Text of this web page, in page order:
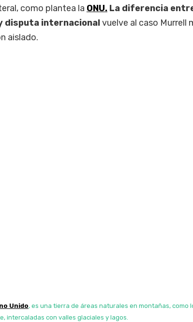
como plantea la ONU. La diferencia
disputa internacionalvuelve al caso Murrell
aislado.
Unido, es una tierra de áreas naturales en montañas, como
intercaladas con valles glaciales y lagos.